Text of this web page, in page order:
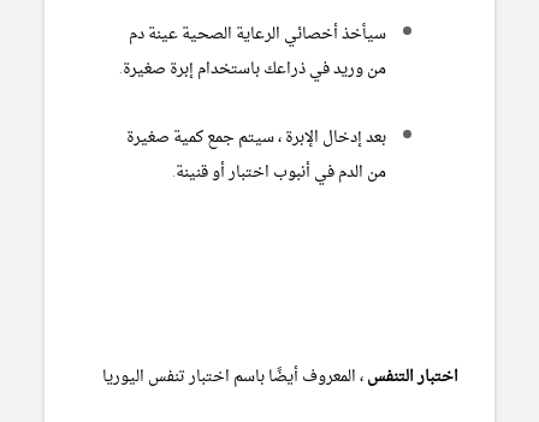
سيأخذ أخصائي الرعاية الصحية عينة دم
من وريد في ذراعك باستخدام إبرة صغيرة.
بعد إدخال الإبرة ، سيتم جمع كمية صغيرة
من الدم في أنبوب اختبار أو قنينة.
اختبار التنفس، المعروف أيضًا باسم اختبار تنفس اليوريا